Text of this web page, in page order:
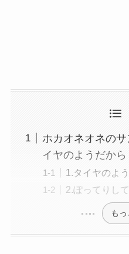
ホカオネオネの
イヤのようだから
1.タイヤのよ
2.ぽってりし
も